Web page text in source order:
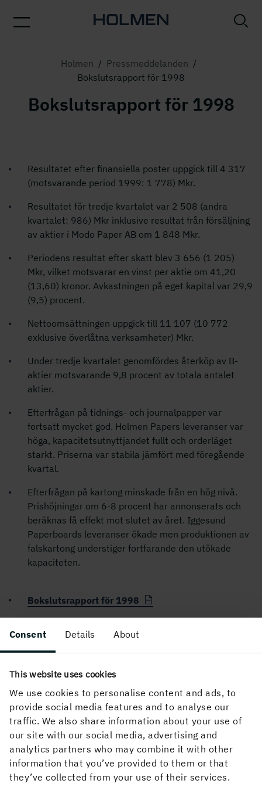
Consent Details About
This website uses cookies
We use cookies to personalise content and ads, to
provide social media features and to analyse our
traffic. We also share information about your use of
our site with our social media, advertising and
analytics partners who may combine it with other
information that you’ve provided to them or that
they’ve collected from your use of their services.
Holmen / Pressmeddelanden /
Bokslutsrapport för 1998
Bokslutsrapport för 1998
Resultatet efter finansiella poster uppgick till 4 317
(motsvarande period 1999: 1 778) Mkr.
Resultatet för tredje kvartalet var 2 508 (andra
kvartalet: 986) Mkr inklusive resultat från försäljning
av aktier i Modo Paper AB om 1 848 Mkr.
Periodens resultat efter skatt blev 3 656 (1 205)
Mkr, vilket motsvarar en vinst per aktie om 41,20
(13,60) kronor. Avkastningen på eget kapital var 29,9
(9,5) procent.
Nettoomsättningen uppgick till 11 107 (10 772
exklusive överlåtna verksamheter) Mkr.
Under tredje kvartalet genomfördes återköp av B-
aktier motsvarande 9,8 procent av totala antalet
aktier.
Efterfrågan på tidnings- och journalpapper var
fortsatt mycket god. Holmen Papers leveranser var
höga, kapacitetsutnyttjandet fullt och orderläget
starkt. Priserna var stabila jämfört med föregående
kvartal.
Efterfrågan på kartong minskade från en hög nivå.
Prishöjningar om 6-8 procent har annonserats och
beräknas få effekt mot slutet av året. Iggesund
Paperboards leveranser ökade men produktionen av
falskartong understiger fortfarande den utökade
kapaciteten.
Bokslutsrapport för 1998
PUBLICERAD